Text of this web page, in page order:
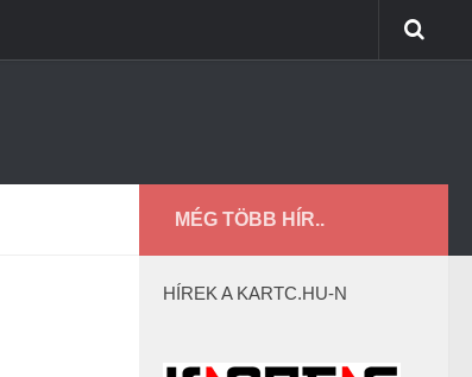
MÉG TÖBB HÍR..
HÍREK A KARTC.HU-N